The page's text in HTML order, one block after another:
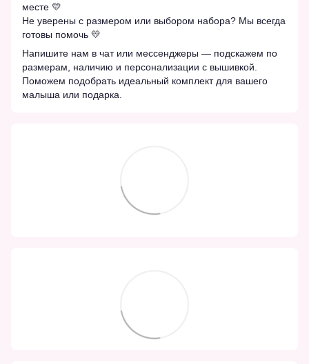
месте 💛
Не уверены с размером или выбором набора? Мы всегда
готовы помочь 💛
Напишите нам в чат или мессенджеры — подскажем по
размерам, наличию и персонализации с вышивкой.
Поможем подобрать идеальный комплект для вашего
малыша или подарка.